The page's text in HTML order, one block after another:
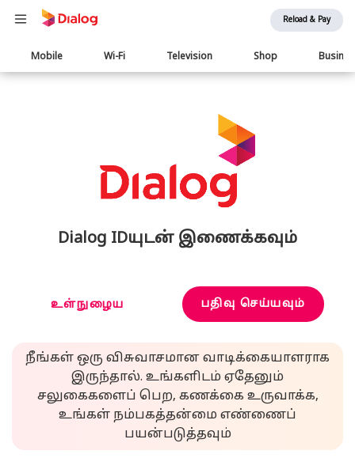
Reload & Pay
Main
navigation
Mobile Wi-Fi Television Shop
Dialog IDயுடன் இணைக்கவும்
உள்நுழைய பதிவு செய்யவும்
நீங்கள் ஒரு விசுவாசமான வாடிக்கையாளராக
இருந்தால். உங்களிடம் ஏதேனும்
சலுகைகளைப் பெற, கணக்கை உருவாக்க,
உங்கள் நம்பகத்தன்மை எண்ணைப்
பயன்படுத்தவும்